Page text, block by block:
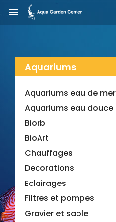

Aquariums
Aquariums eau de mer
Aquariums eau douce
Biorb
BioArt
Chauffages
Decorations
Eclairages
Filtres et pompes
Gravier et sable